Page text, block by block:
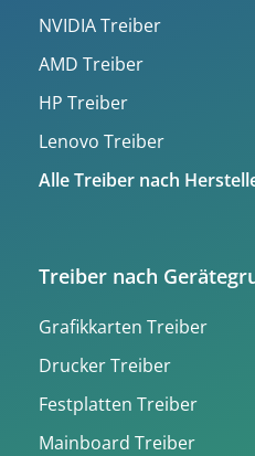
NVIDIA Treiber
AMD Treiber
HP Treiber
Lenovo Treiber
Alle Treiber nach
Treiber nach
Grafikkarten Treiber
Drucker Treiber
Festplatten Treiber
Mainboard Treiber